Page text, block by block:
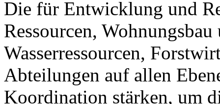
Die für Entwicklung und
Ressourcen,
Wasserressourcen,
Abteilungen auf allen
Koordination stärken, um